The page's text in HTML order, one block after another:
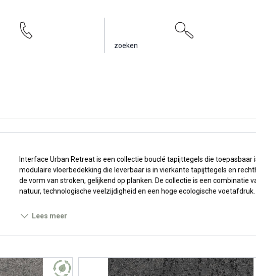
zoeken
Interface Urban Retreat is een collectie bouclé tapijttegels die toepasbaar
modulaire vloerbedekking die leverbaar is in vierkante tapijttegels en
de vorm van stroken, gelijkend op planken. De collectie is een combinatie
natuur, technologische veelzijdigheid en een hoge ecologische voetafdruk.
Lees meer